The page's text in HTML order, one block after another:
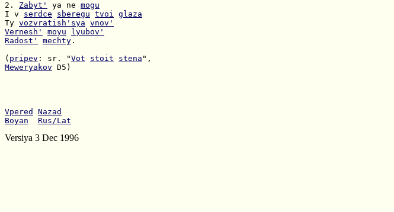
2. Zabyt' ya ne mogu
I v serdce sberegu tvoi glaza
Ty vozvratish'sya vnov'
Vernesh'
moyu
lyubov'
Radost'
mechty .
( pripev : sr. "Vot stoit stena
Meweryakov D5)
Vpered
Nazad
Boyan
Rus/Lat
Versiya 3 Dec 1996